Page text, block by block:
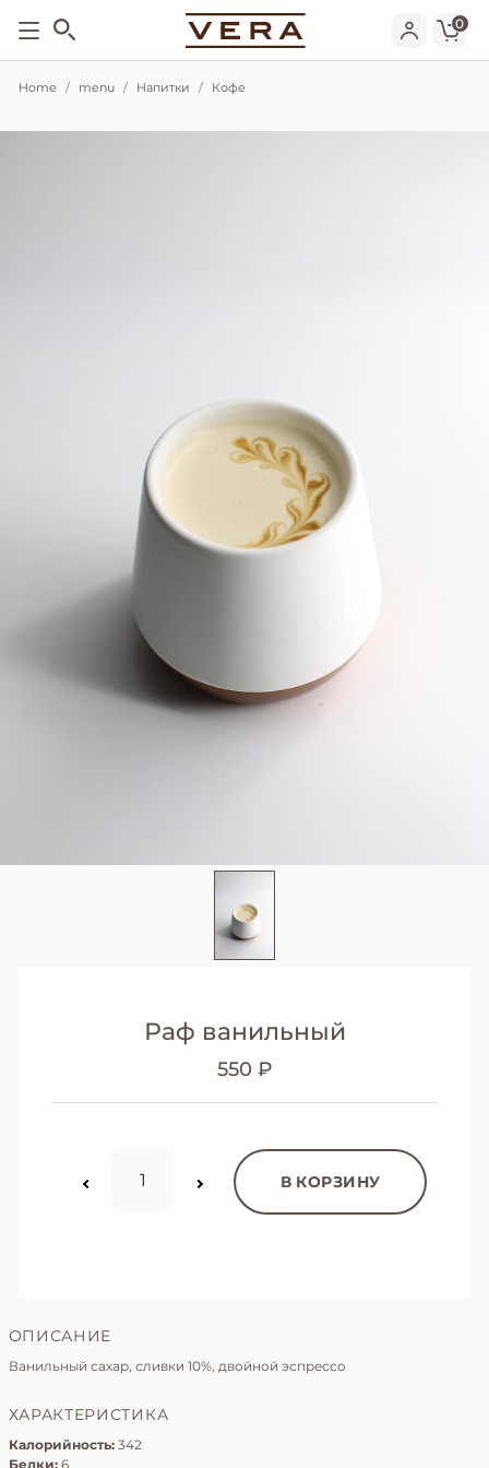
0
Home menu Напитки Кофе
Раф ванильный
550 ₽
В КОРЗИНУ
ОПИСАНИЕ
Ванильный сахар, сливки 10%, двойной эспрессо
ХАРАКТЕРИСТИКА
Калорийность: 342
Белки: 6